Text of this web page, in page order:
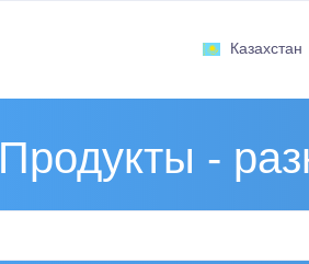
Казахстан
Продукты -